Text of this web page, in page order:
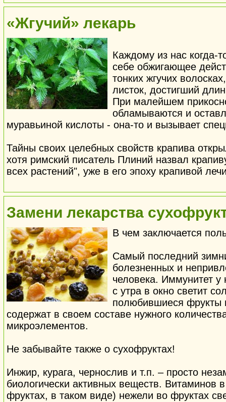
«Жгучий» лекарь
Каждому из нас когда-
себе обжигающее
тонких жгучих
листок, достигший
При малейшем
обламываются и
муравьиной кислоты - она-то и вызывает
Тайны своих целебных свойств крапива
хотя римский писатель Плиний назвал
всех растений", уже в его эпоху крапивой
Замени лекарства
В чем заключается
Самый последний
болезненных и
человека. Иммунитет
с утра в окно светит
полюбившиеся фрукты
содержат в своем составе нужного
микроэлементов.
Не забывайте также о сухофруктах!
Инжир, курага, чернослив и т.п. – просто
биологически активных веществ. Витаминов
фруктах, в таком виде) нежели во фруктах